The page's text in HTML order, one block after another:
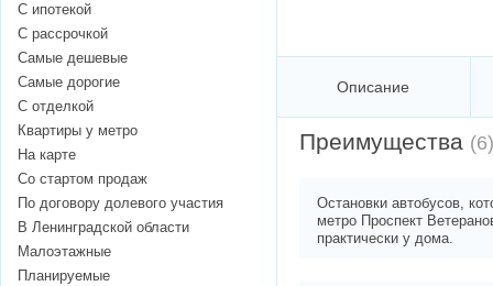
Описание
Преимущества (6)
Остановки автобусов,
метро Проспект
практически у дома.
С ипотекой
С рассрочкой
Самые дешевые
Самые дорогие
С отделкой
Квартиры у метро
На карте
Со стартом продаж
По договору долевого участия
В Ленинградской области
Малоэтажные
Планируемые